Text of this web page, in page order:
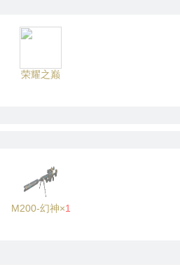
荣耀之巅
M200-幻神×1